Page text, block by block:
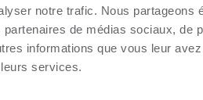
notre trafic. Nous partageons
de médias sociaux, de
informations que vous leur
services.